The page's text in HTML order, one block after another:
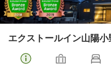
エクストールイン山陽